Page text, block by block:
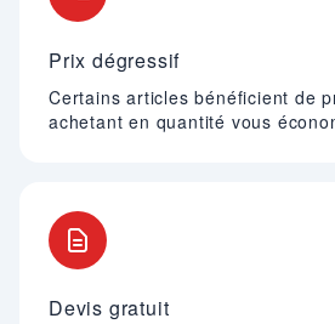
Prix dégressif
Certains articles bénéficient de
achetant en quantité vous
Devis gratuit